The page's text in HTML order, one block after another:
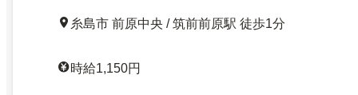
糸島市 前原中央 / 筑前前原駅 徒歩1分
時給1,150円